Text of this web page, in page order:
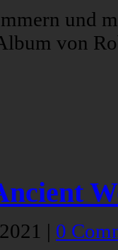
und
von
| 0